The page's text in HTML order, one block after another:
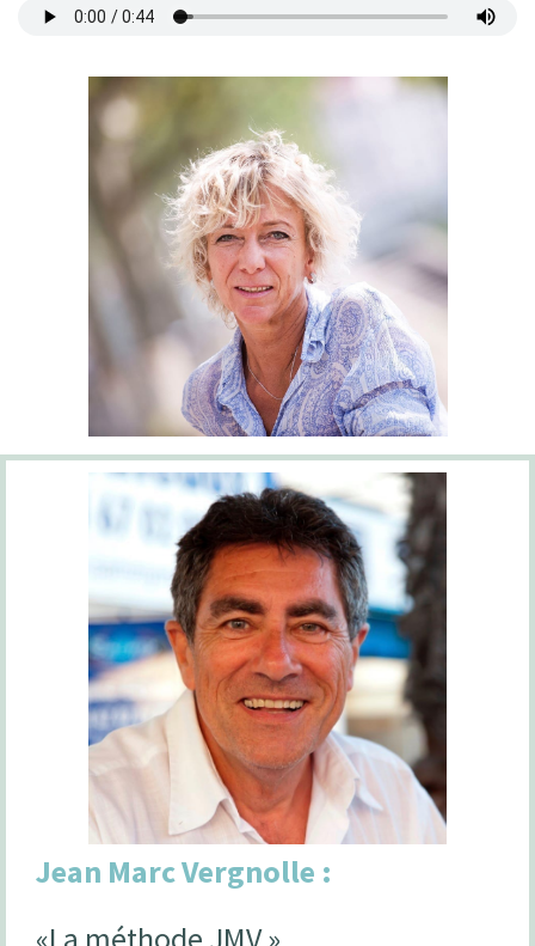
Jean Marc Vergnolle :